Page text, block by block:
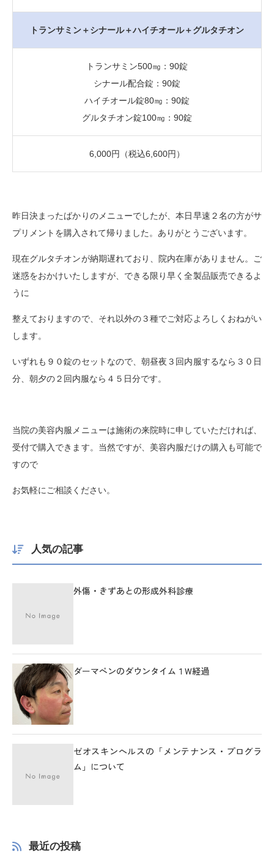
トランサミン＋シナール＋ハイチオール＋グルタチオン
トランサミン500㎎：90錠
シナール配合錠：90錠
ハイチオール錠80㎎：90錠
グルタチオン錠100㎎：90錠
6,000円（税込6,600円）
昨日決まったばかりのメニューでしたが、本日早速２名の方がサ
プリメントを購入されて帰りました。ありがとうございます。
現在グルタチオンが納期遅れており、院内在庫がありません。ご
迷惑をおかけいたしますが、できる限り早く全製品販売できるよ
うに
整えておりますので、それ以外の３種でご対応よろしくおねがい
します。
いずれも９０錠のセットなので、朝昼夜３回内服するなら３０日
分、朝夕の２回内服なら４５日分です。
当院の美容内服メニューは施術の来院時に申していただければ、
受付で購入できます。当然ですが、美容内服だけの購入も可能で
すので
お気軽にご相談ください。
人気の記事
外傷・きずあとの形成外科診療
ダーマペンのダウンタイム１W経過
ゼオスキンヘルスの「メンテナンス・プログラ
ム」について
最近の投稿